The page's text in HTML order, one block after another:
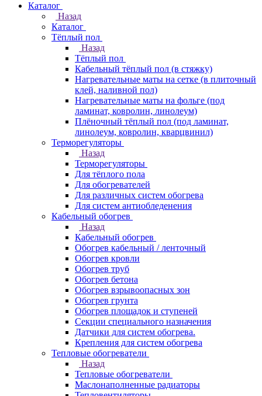
Каталог
Назад
Каталог
Тёплый пол
Назад
Тёплый пол
Кабельный тёплый пол (в стяжку)
Нагревательные маты на сетке (в плиточный
клей, наливной пол)
Нагревательные маты на фольге (под
ламинат, ковролин, линолеум)
Плёночный тёплый пол (под ламинат,
линолеум, ковролин, кварцвинил)
Терморегуляторы
Назад
Терморегуляторы
Для тёплого пола
Для обогревателей
Для различных систем обогрева
Для систем антиобледенения
Кабельный обогрев
Назад
Кабельный обогрев
Обогрев кабельный / ленточный
Обогрев кровли
Обогрев труб
Обогрев бетона
Обогрев взрывоопасных зон
Обогрев грунта
Обогрев площадок и ступеней
Секции специального назначения
Датчики для систем обогрева.
Крепления для систем обогрева
Тепловые обогреватели
Назад
Тепловые обогреватели
Маслонаполненные радиаторы